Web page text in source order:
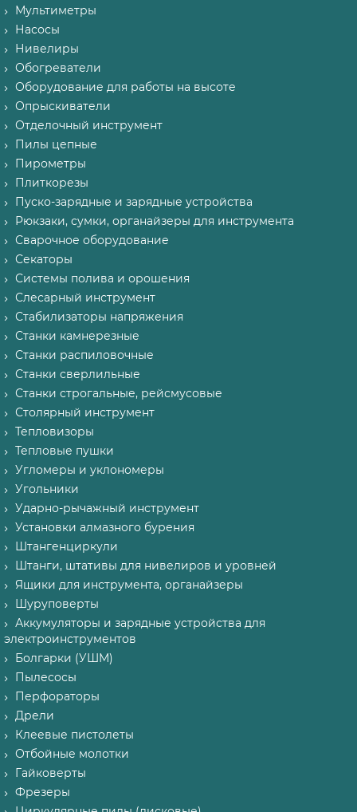
Мультиметры
Насосы
Нивелиры
Обогреватели
Оборудование для работы на высоте
Опрыскиватели
Отделочный инструмент
Пилы цепные
Пирометры
Плиткорезы
Пуско-зарядные и зарядные устройства
Рюкзаки, сумки, органайзеры для инструмента
Сварочное оборудование
Секаторы
Системы полива и орошения
Слесарный инструмент
Стабилизаторы напряжения
Станки камнерезные
Станки распиловочные
Станки сверлильные
Станки строгальные, рейсмусовые
Столярный инструмент
Тепловизоры
Тепловые пушки
Угломеры и уклономеры
Угольники
Ударно-рычажный инструмент
Установки алмазного бурения
Штангенциркули
Штанги, штативы для нивелиров и уровней
Ящики для инструмента, органайзеры
Шуруповерты
Аккумуляторы и зарядные устройства для
электроинструментов
Болгарки (УШМ)
Пылесосы
Перфораторы
Дрели
Клеевые пистолеты
Отбойные молотки
Гайковерты
Фрезеры